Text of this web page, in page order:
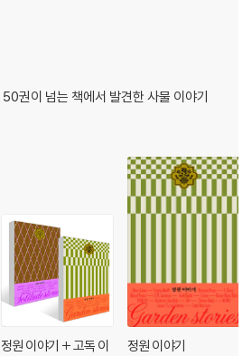
관의 탄생》, 《세상의 모든 공식》, 《달 . 낭
는 10분에 세 번 거짓말한다》, 《이노베이
권이 넘는 책에서 발견한 사물 이야기
정원 이야기 + 고독 이
정원 이야기